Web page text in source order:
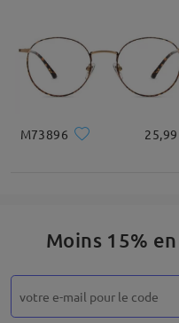
M73896
Moins 15%